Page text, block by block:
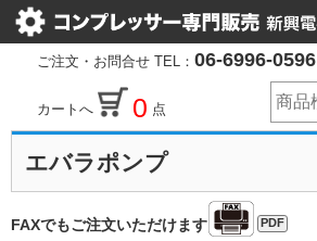
ご注文・お問合せ TEL： 06-6996-0596
カートへ 0 点
エバラポンプ
FAXでもご注文いただけます PDF